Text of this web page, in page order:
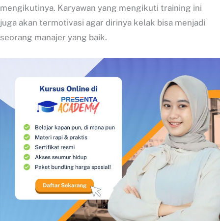
mengikutinya. Karyawan yang mengikuti training ini
juga akan termotivasi agar dirinya kelak bisa menjadi
seorang manajer yang baik.